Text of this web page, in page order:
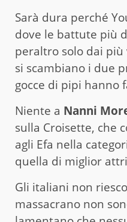
Sarà dura perché
dove le battute più
peraltro solo dai più
si scambiano i due
gocce di pipi hanno
Niente a Nanni
sulla Croisette, che
agli Efa nella
quella di miglior
Gli italiani non
massacrano non